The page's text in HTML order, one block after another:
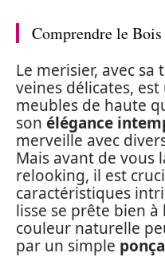
Comprendre le
Le merisier, avec sa
veines délicates,
meubles de haute
son élégance
merveille avec
Mais avant de vous
relooking, il est
caractéristiques
lisse se prête bien
couleur naturelle
par un simple